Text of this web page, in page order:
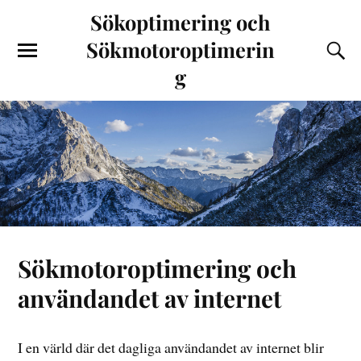
Sökoptimering och
Sökmotoroptimerin
g
Sökmotoroptimering och
användandet av internet
I en värld där det dagliga användandet av internet blir